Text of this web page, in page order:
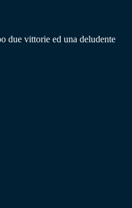
due vittorie ed una deludente